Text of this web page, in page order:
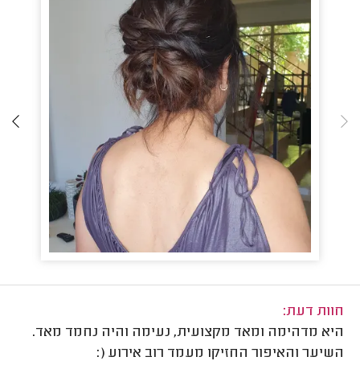
חוות דעת:
היא מדהימה ומאד מקצועית, נעימה והיה נחמד מאד.
השיער והאיפור החזיקו מעמד רוב אירוע (: